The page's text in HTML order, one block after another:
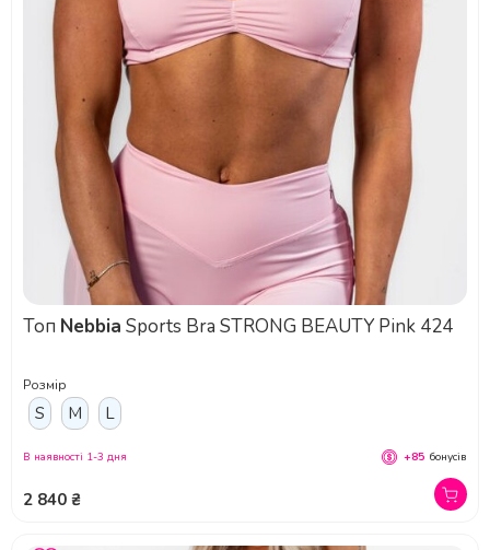
Топ Nebbia Sports Bra STRONG BEAUTY Pink 424
Розмір
S M L
2 840 ₴
В наявності 1-3 дня +85 бонусів